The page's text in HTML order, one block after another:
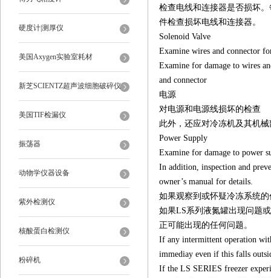
硬度计|测厚仪
美国Axygen实验室耗材
新芝SCIENTZ超声波细胞破碎仪
美国TIF检漏仪
振荡器
动物学仪器设备
紫外检测仪
核酸蛋白检测仪
粉碎机
检查电线和连接器是否损坏
件检查损坏电线和连接器。
Solenoid Valve
Examine wires and connector
Examine for damage to wires
and connector
电源
对电源和电源线损坏的检查
此外，还应对冷冻机及其机
Power Supply
Examine for damage to power
In addition, inspection and
owner’s manual for details.
如果观察到或怀疑冷冻系统
如果LS系列液氮罐出现问题
正可能出现的任何问题。
If any intermittent operation
immediay even if this falls
If the LS SERIES freezer